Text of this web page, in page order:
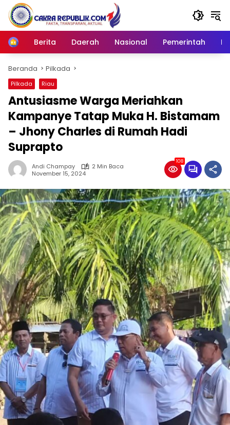
Langsung
konten
Home
Berita Daerah Nasional Pemerintah
Beranda Pilkada
Pilkada Riau
Antusiasme Warga Meriahkan
Kampanye Tatap Muka H. Bistamam
– Jhony Charles di Rumah Hadi
Suprapto
Andi Champay
2 Min Baca
November 15, 2024
108